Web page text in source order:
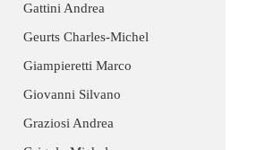
Gattini Andrea
Geurts Charles-Michel
Giampieretti Marco
Giovanni Silvano
Graziosi Andrea